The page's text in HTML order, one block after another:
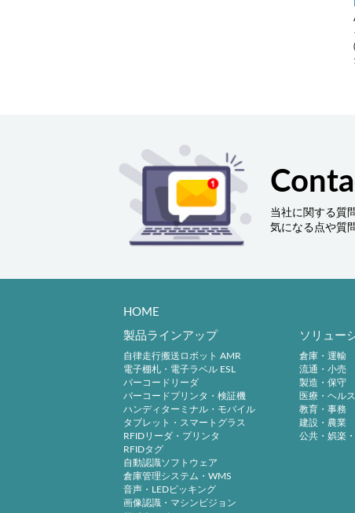
当社に関する質
気になる点や質
HOME
製品ラインアップ
自律走行搬送ロボット AMR
電子棚札・電子ラベル ESL
バーコードリーダ
バーコードプリンタ・検証機
ハンディターミナル・モバイル
タブレット・スマートグラス
RFIDリーダ・プリンタ
RFIDタグ
自動認識ソフトウェア
倉庫管理システム・WMS
音声・LEDピッキング
画像認識・マシンビジョン
ソリュー
倉庫・運輸
流通・小売
製造・保守
医療・ヘル
教育・事務
建設・農業
公共・娯楽